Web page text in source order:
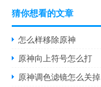
猜你想看的文章
怎么样移除原神
原神向上符号怎么打
原神调色滤镜怎么关掉